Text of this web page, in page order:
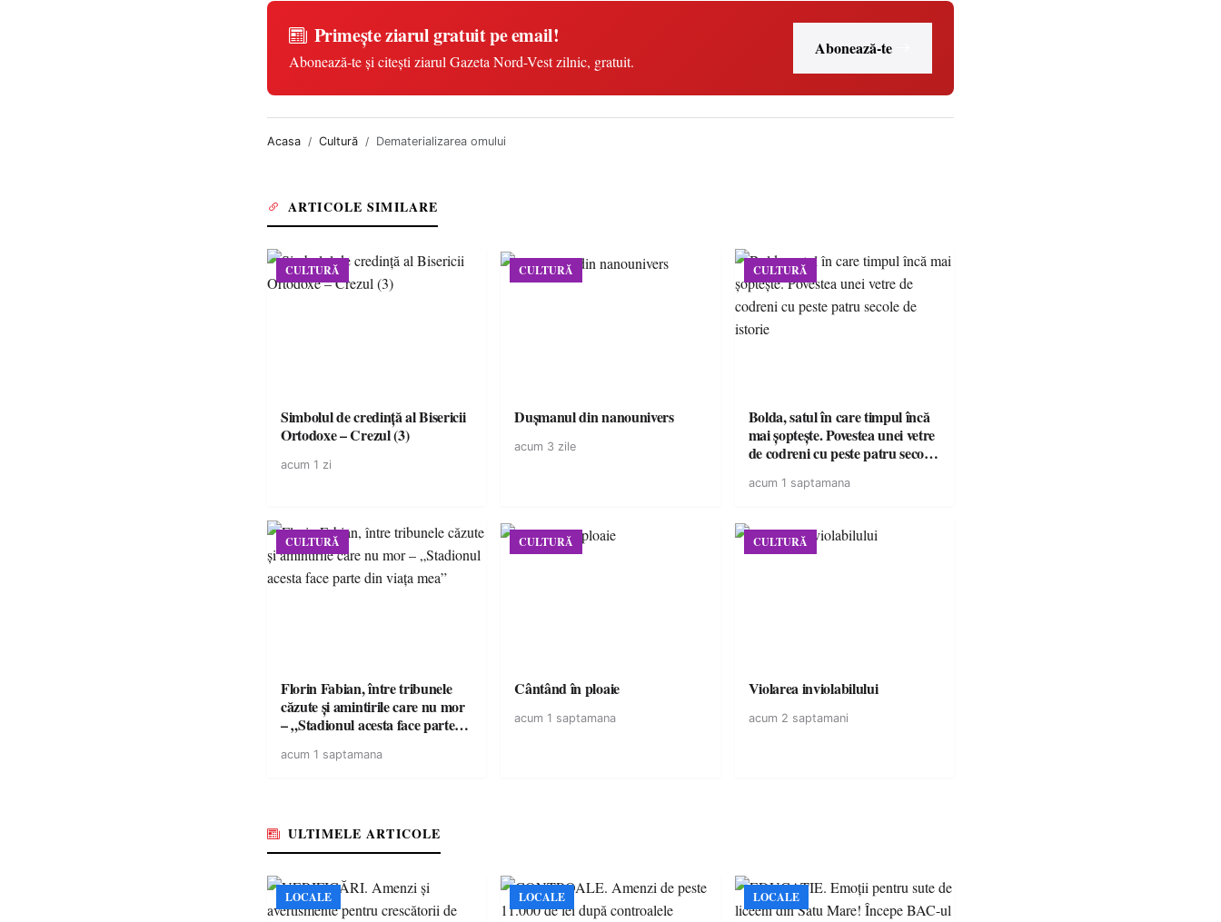
Primește ziarul gratuit pe email!
Abonează-te și citești ziarul Gazeta Nord-Vest zilnic, gratuit.
Abonează-te
Acasa Cultură Dematerializarea omului
ARTICOLE SIMILARE
CULTURĂ
Simbolul de credinţă al Bisericii
Ortodoxe – Crezul (3)
acum 1 zi
CULTURĂ
Dușmanul din nanounivers
acum 3 zile
CULTURĂ
Bolda, satul în care timpul încă
mai șoptește. Povestea unei vetre
de codreni cu peste patru secole
acum 1 saptamana
CULTURĂ
Florin Fabian, între tribunele
căzute și amintirile care nu mor
– „Stadionul acesta face parte
acum 1 saptamana
CULTURĂ
Cântând în ploaie
acum 1 saptamana
CULTURĂ
Violarea inviolabilului
acum 2 saptamani
ULTIMELE ARTICOLE
LOCALE LOCALE LOCALE